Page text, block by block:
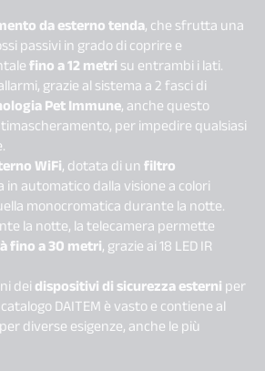
da esterno tenda, che sfrutta una
passivi in grado di coprire e
fino a 12 metrisu entrambi i lati.
grazie al sistema a 2 fasci di
Pet Immune, anche questo
per impedire qualsiasi
WiFi, dotata di unfiltro
in automatico dalla visione a colori
monocromatica durante la notte.
la notte, la telecamera permette
fino a 30 metri, grazie ai 18 LED IR
deidispositivi di sicurezza esterniper
DAITEM è vasto e contiene al
diverse esigenze, anche le più